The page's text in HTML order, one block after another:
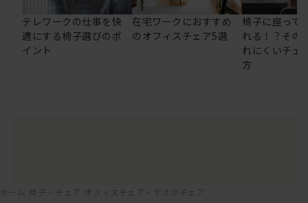
テレワークの仕事を快
適にする椅子選びのポ
イント
在宅ワークにおすすめ
のオフィスチェア5選
椅子に座って
れる！？その
れにくいチェ
方
ホーム 椅子・チェア オフィスチェア・デスクチェア